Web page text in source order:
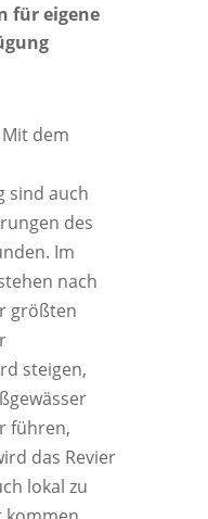
für eigene
Mit dem
sind auch
des
Im
nach
größten
steigen,
führen,
das Revier
lokal zu